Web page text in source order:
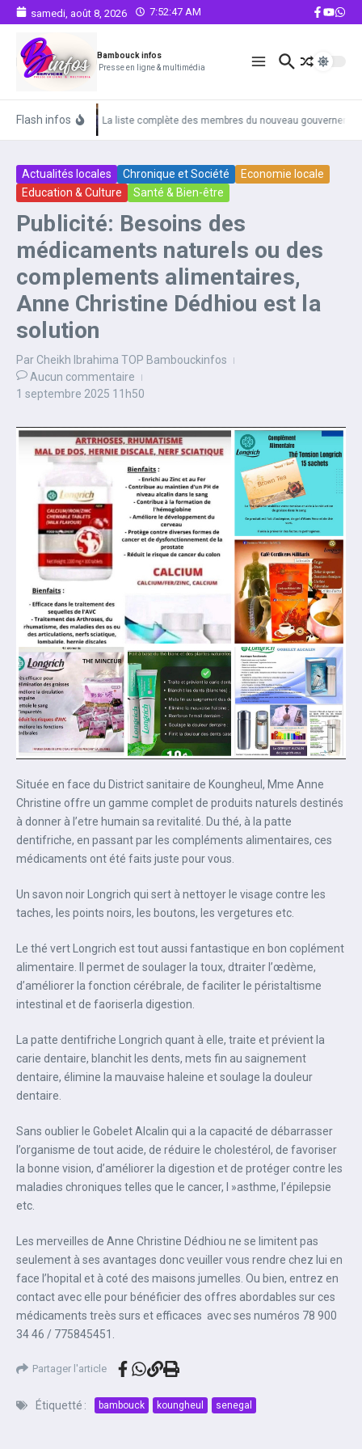
Aller au contenu
samedi, août 8, 2026 7:52:47 AM
Bambouck infos
Presse en ligne & multimédia
Flash infos La liste complète des membres du nouveau gouvernement
Actualités locales Chronique et Société
Economie locale
Education & Culture
Santé & Bien-être
Publicité: Besoins des
médicaments naturels ou des
complements alimentaires,
Anne Christine Dédhiou est la
solution
Par Cheikh Ibrahima TOP Bambouckinfos
Aucun commentaire
1 septembre 2025 11h50
Située en face du District sanitaire de Koungheul, Mme Anne
Christine offre un gamme complet de produits naturels destinés
à donner à l’etre humain sa revitalité. Du thé, à la patte
dentifriche, en passant par les compléments alimentaires, ces
médicaments ont été faits juste pour vous.
Un savon noir Longrich qui sert à nettoyer le visage contre les
taches, les points noirs, les boutons, les vergetures etc.
Le thé vert Longrich est tout aussi fantastique en bon coplément
alimentaire. Il permet de soulager la toux, dtraiter l’œdème,
d’améliorer la fonction cérébrale, de faciliter le péristaltisme
intestinal et de faoriserla digestion.
La patte dentifriche Longrich quant à elle, traite et prévient la
carie dentaire, blanchit les dents, mets fin au saignement
dentaire, élimine la mauvaise haleine et soulage la douleur
dentaire.
Sans oublier le Gobelet Alcalin qui a la capacité de débarrasser
l’organisme de tout acide, de réduire le cholestérol, de favoriser
la bonne vision, d’améliorer la digestion et de protéger contre les
maladies chroniques telles que le cancer, l »asthme, l’épilepsie
etc.
Les merveilles de Anne Christine Dédhiou ne se limitent pas
seulement à ses avantages donc veuiller vous rendre chez lui en
face l’hopital et à coté des maisons jumelles. Ou bien, entrez en
contact avec elle pour bénéficier des offres abordables sur ces
médicaments treès surs et efficaces avec ses numéros 78 900
34 46 / 775845451.
Partager l'article
Étiquetté : bambouck koungheul senegal